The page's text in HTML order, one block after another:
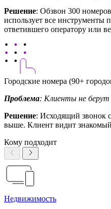
Решение: Обзвон 300
использует все инструменты
ответившего оператору или
Городские номера (90+
Проблема: Клиенты не берут
Решение: Исходящий звонок
выше. Клиент видит знакомый
Кому подходит
Недвижимость